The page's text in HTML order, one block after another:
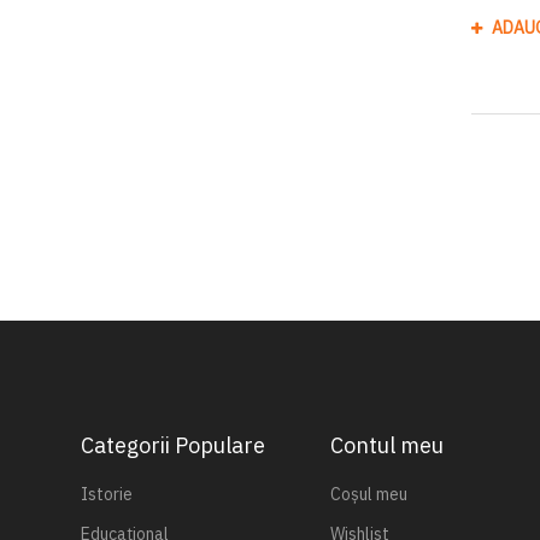
Categorii Populare
Istorie
Educațional
Contul meu
Coșul meu
Wishlist